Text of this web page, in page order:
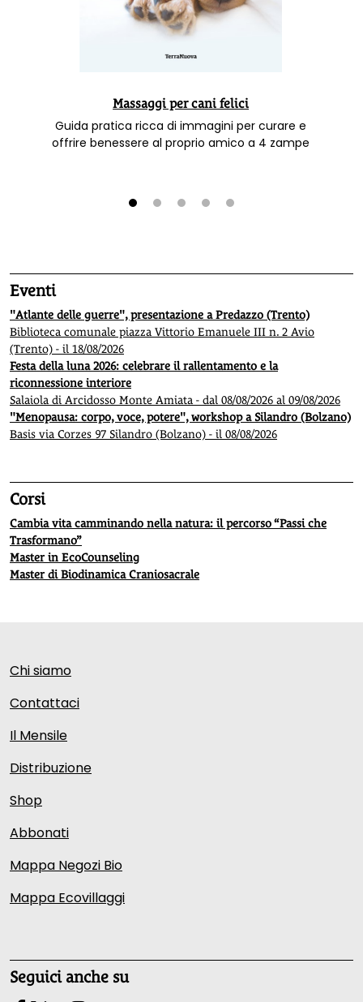
Massaggi per cani felici
Guida pratica ricca di immagini per curare e
offrire benessere al proprio amico a 4 zampe
Eventi
"Atlante delle guerre", presentazione a Predazzo (Trento)
Biblioteca comunale piazza Vittorio Emanuele III n. 2 Avio
(Trento) - il 18/08/2026
Festa della luna 2026: celebrare il rallentamento e la
riconnessione interiore
Salaiola di Arcidosso Monte Amiata - dal 08/08/2026 al 09/08/2026
"Menopausa: corpo, voce, potere", workshop a Silandro (Bolzano)
Basis via Corzes 97 Silandro (Bolzano) - il 08/08/2026
Corsi
Cambia vita camminando nella natura: il percorso “Passi che
Trasformano”
Master in EcoCounseling
Master di Biodinamica Craniosacrale
Chi siamo
Contattaci
Il Mensile
Distribuzione
Shop
Abbonati
Mappa Negozi Bio
Mappa Ecovillaggi
Seguici anche su